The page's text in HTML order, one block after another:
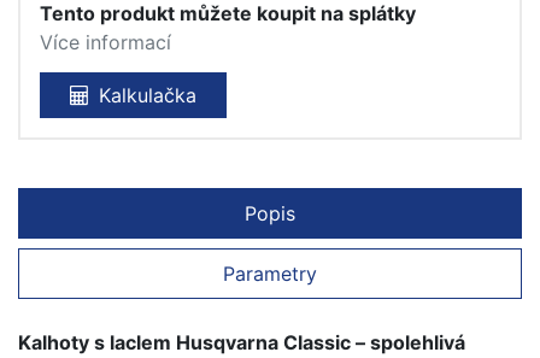
Tento produkt můžete koupit na splátky
Více informací
Kalkulačka
Popis
Parametry
Kalhoty s laclem Husqvarna Classic – spolehlivá